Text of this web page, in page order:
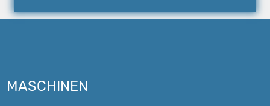
MASCHINEN